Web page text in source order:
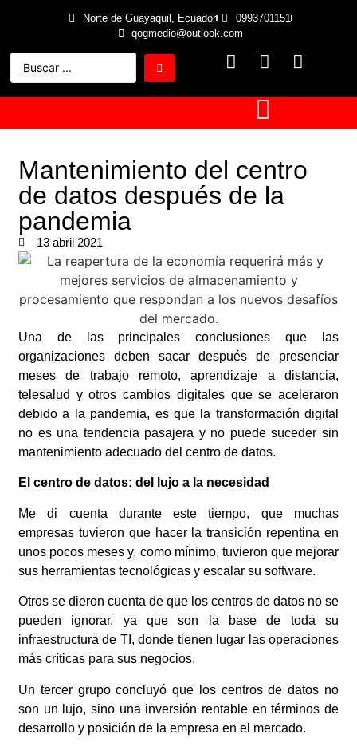
Norte de Guayaquil, Ecuador
0993701151
qogmedio@outlook.com
Mantenimiento del centro
de datos después de la
pandemia
13 abril 2021
Una de las principales conclusiones que las
organizaciones deben sacar después de presenciar
meses de trabajo remoto, aprendizaje a distancia,
telesalud y otros cambios digitales que se aceleraron
debido a la pandemia, es que la transformación digital
no es una tendencia pasajera y no puede suceder sin
mantenimiento adecuado del centro de datos.
El centro de datos: del lujo a la necesidad
Me di cuenta durante este tiempo, que muchas
empresas tuvieron que hacer la transición repentina en
unos pocos meses y, como mínimo, tuvieron que mejorar
sus herramientas tecnológicas y escalar su software.
Otros se dieron cuenta de que los centros de datos no se
pueden ignorar, ya que son la base de toda su
infraestructura de TI, donde tienen lugar las operaciones
más críticas para sus negocios.
Un tercer grupo concluyó que los centros de datos no
son un lujo, sino una inversión rentable en términos de
desarrollo y posición de la empresa en el mercado.